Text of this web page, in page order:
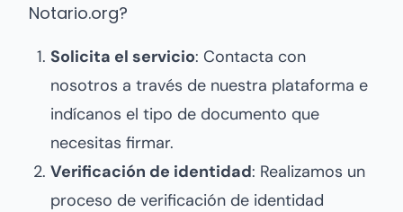
Notario.org?
Solicita el servicio: Contacta con
nosotros a través de nuestra plataforma e
indícanos el tipo de documento que
necesitas firmar.
Verificación de identidad: Realizamos un
proceso de verificación de identidad